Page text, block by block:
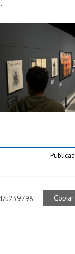
u239798 Copiar